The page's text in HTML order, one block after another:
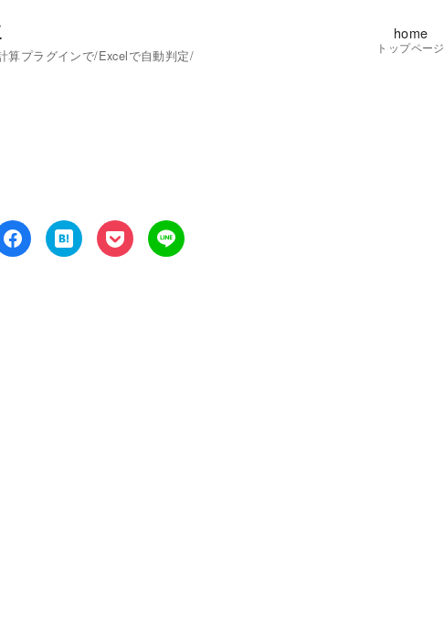
算プラグインで/Excelで自動判定/
home
トップページ